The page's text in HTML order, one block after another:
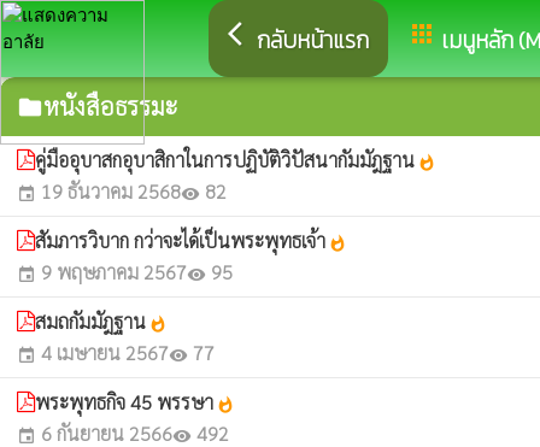
arrow_back_ios กลับหน้าแรก apps เมนูหลัก
folderหนังสือธรรมะ
คู่มืออุบาสกอุบาสิกาในการปฏิบัติวิปัสนากัมมัฎฐาน whatshot
event 19 ธันวาคม 2568visibility 82
สัมภารวิบาก กว่าจะได้เป็นพระพุทธเจ้า whatshot
event 9 พฤษภาคม 2567visibility 95
สมถกัมมัฎฐาน whatshot
event 4 เมษายน 2567visibility 77
พระพุทธกิจ 45 พรรษา whatshot
event 6 กันยายน 2566visibility 492